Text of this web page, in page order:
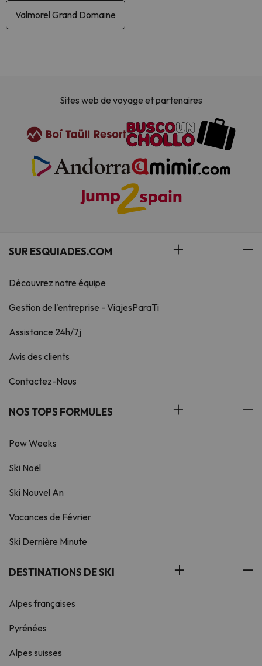
Valmorel Grand Domaine
Sites web de voyage et partenaires
SUR ESQUIADES.COM
Découvrez notre équipe
Gestion de l'entreprise - ViajesParaTi
Assistance 24h/7j
Avis des clients
Contactez-Nous
NOS TOPS FORMULES
Pow Weeks
Ski Noël
Ski Nouvel An
Vacances de Février
Ski Dernière Minute
DESTINATIONS DE SKI
Alpes françaises
Pyrénées
Alpes suisses